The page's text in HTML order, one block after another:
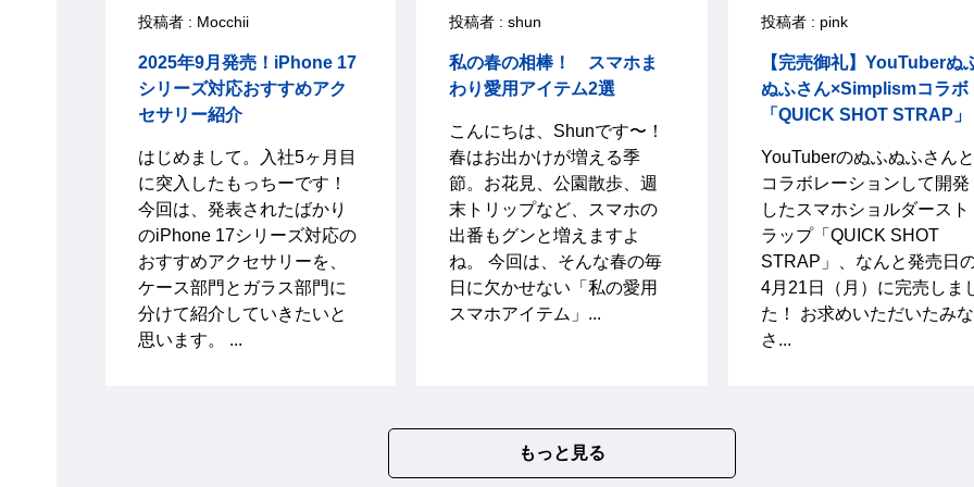
投稿者 : Mocchii
2025年9月発売！iPhone 17
シリーズ対応おすすめアク
セサリー紹介
はじめまして。入社5ヶ月目
に突入したもっちーです！
今回は、発表されたばかり
のiPhone 17シリーズ対応の
おすすめアクセサリーを、
ケース部門とガラス部門に
分けて紹介していきたいと
思います。 ...
投稿者 : shun
私の春の相棒！ スマホま
わり愛用アイテム2選
こんにちは、Shunです〜！
春はお出かけが増える季
節。お花見、公園散歩、週
末トリップなど、スマホの
出番もグンと増えますよ
ね。 今回は、そんな春の毎
日に欠かせない「私の愛用
スマホアイテム」...
投稿者 : pink
【完売御礼】YouTuberぬ
ぬふさん×Simplismコラボ
「QUICK SHOT STRAP」
YouTuberのぬふぬふさんと
コラボレーションして開発
したスマホショルダースト
ラップ「QUICK SHOT
STRAP」、なんと発売日
4月21日（月）に完売しま
た！ お求めいただいたみな
さ...
もっと見る